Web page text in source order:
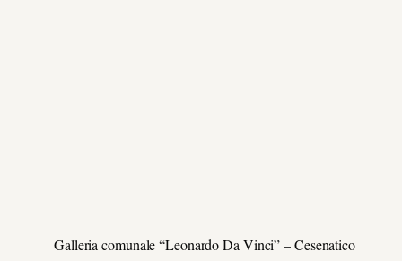
Galleria comunale “Leonardo Da Vinci” – Cesenatico